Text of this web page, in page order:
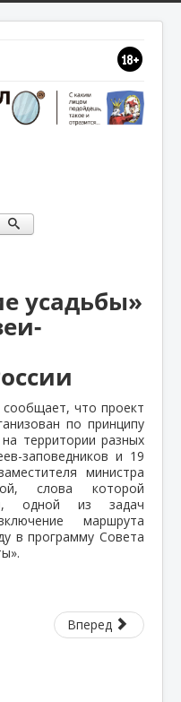
усадьбы»
что проект
по принципу
территории разных
заповедников и 19
министра
слова которой
одной из задач
маршрута
в программу Совета
Вперед